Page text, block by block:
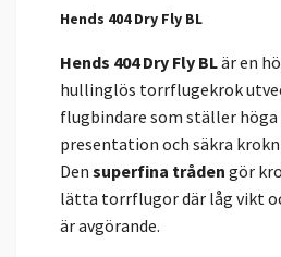
Hends 404 Dry Fly BL
Hends 404 Dry Fly BLär en
hullinglös torrflugekrok
flugbindare som ställer
presentation och säkra
Den superfina tråden gör
lätta torrflugor där låg vikt
är avgörande.